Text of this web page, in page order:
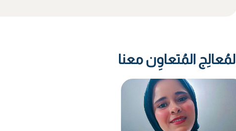
المُعالِج المُتعاوِن معنا